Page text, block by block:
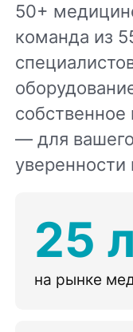
50+
команда из
— для
уверенности
25
на рынке